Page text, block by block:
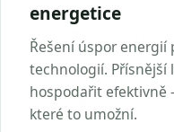
energetice
Řešení úspor energií
technologií. Přísnější
hospodařit
které to umožní.